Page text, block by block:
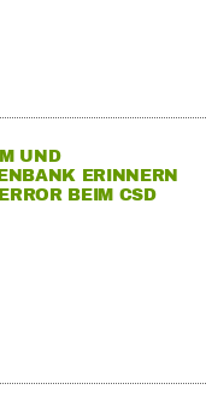
UND
ERINNERN
BEIM CSD